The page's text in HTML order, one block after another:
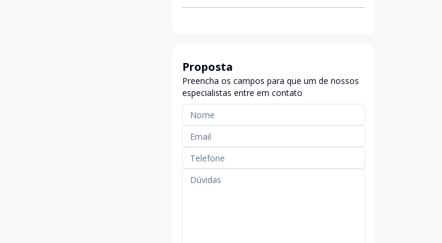
Proposta
Preencha os campos para que um de nossos
especialistas entre em contato